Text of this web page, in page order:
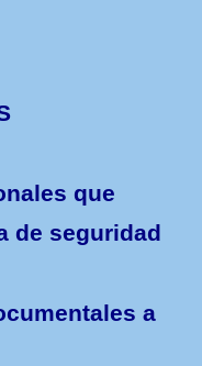
que
de seguridad
a